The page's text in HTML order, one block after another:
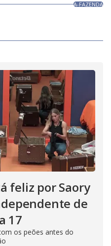
A-FAZENDA
feliz por Saory
de
17
os peões antes do